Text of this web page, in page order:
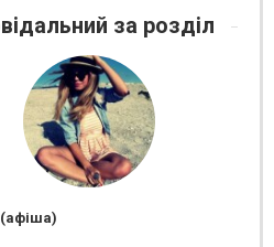
профспілок України
за розділ
(афіша)